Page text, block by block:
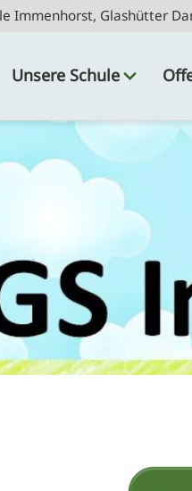
Immenhorst, Glashütter
Unsere Schule
Immenhorst, Glashütter